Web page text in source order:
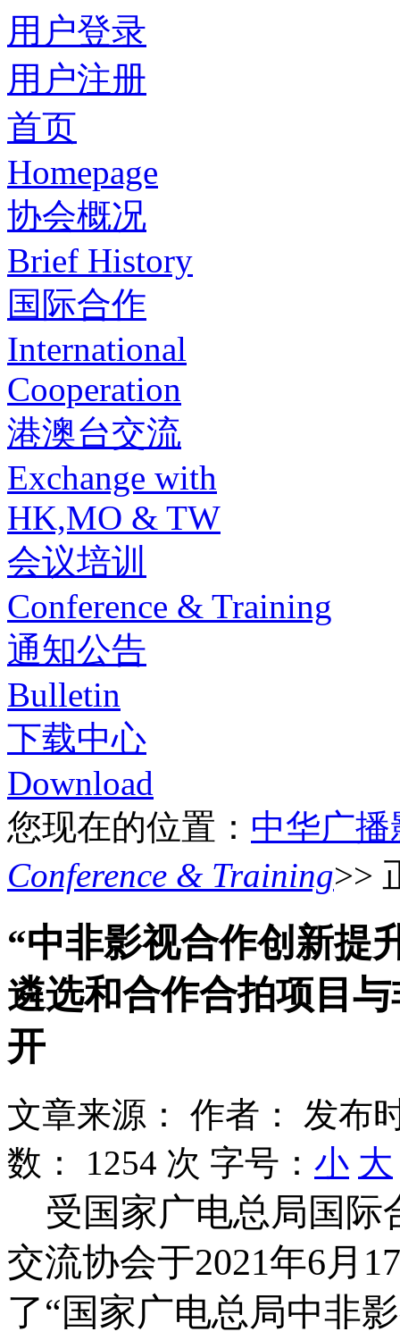
用户登录
用户注册
首页
Homepage
协会概况
Brief History
国际合作
International
Cooperation
港澳台交流
Exchange with
HK,MO & TW
会议培训
Conference & Training
通知公告
Bulletin
下载中心
Download
您现在的位置： 中华广
Conference & Training>>
“中非影视合作创新提
遴选和合作合拍项目
开
文章来源： 作者：
发布
数： 1254 次 字号： 小 大
受国家广电总局国际
交流协会于2021年6月 17
了“国家广电总局中非